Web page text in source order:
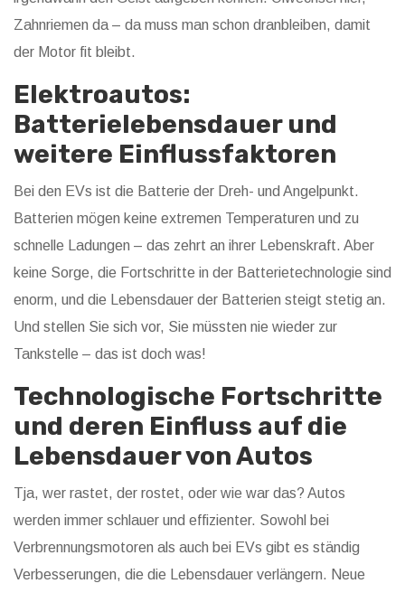
Zahnriemen da – da muss man schon dranbleiben, damit
der Motor fit bleibt.
Elektroautos:
Batterielebensdauer und
weitere Einflussfaktoren
Bei den EVs ist die Batterie der Dreh- und Angelpunkt.
Batterien mögen keine extremen Temperaturen und zu
schnelle Ladungen – das zehrt an ihrer Lebenskraft. Aber
keine Sorge, die Fortschritte in der Batterietechnologie sind
enorm, und die Lebensdauer der Batterien steigt stetig an.
Und stellen Sie sich vor, Sie müssten nie wieder zur
Tankstelle – das ist doch was!
Technologische Fortschritte
und deren Einfluss auf die
Lebensdauer von Autos
Tja, wer rastet, der rostet, oder wie war das? Autos
werden immer schlauer und effizienter. Sowohl bei
Verbrennungsmotoren als auch bei EVs gibt es ständig
Verbesserungen, die die Lebensdauer verlängern. Neue